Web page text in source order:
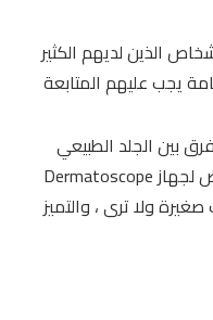
الذين لديهم الكثير
أي أكثر من 20 شامة يجب عليهم المتابعة
بين الجلد الطبيعي
وتطور الشامة، عن طريق التعرض لجهاز Dermatoscope
ولا ترى ، والتميز